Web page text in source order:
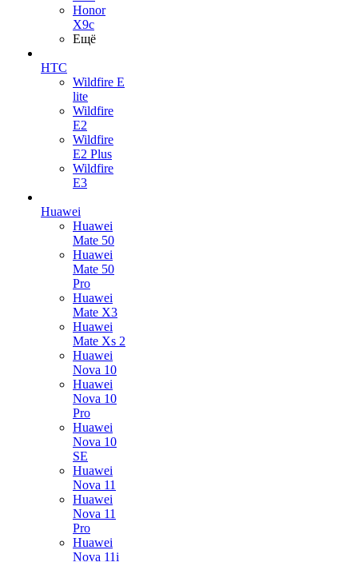
Honor
X9c
Ещё
HTC
Wildfire E
lite
Wildfire
E2
Wildfire
E2 Plus
Wildfire
E3
Huawei
Huawei
Mate 50
Huawei
Mate 50
Pro
Huawei
Mate X3
Huawei
Mate Xs 2
Huawei
Nova 10
Huawei
Nova 10
Pro
Huawei
Nova 10
SE
Huawei
Nova 11
Huawei
Nova 11
Pro
Huawei
Nova 11i